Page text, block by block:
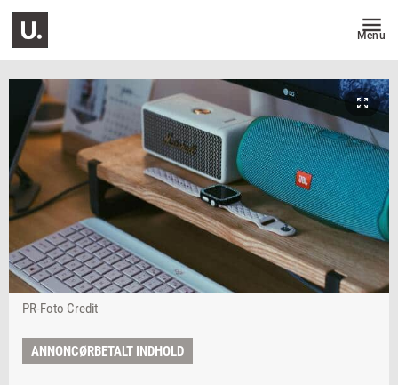
Menu
PR-Foto Credit
ANNONCØRBETALT INDHOLD